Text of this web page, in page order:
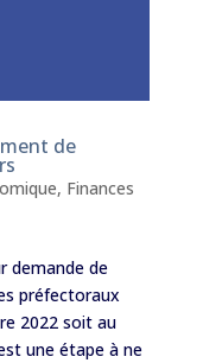
de
, Finances
demande de
préfectoraux
2022 soit au
une étape à ne